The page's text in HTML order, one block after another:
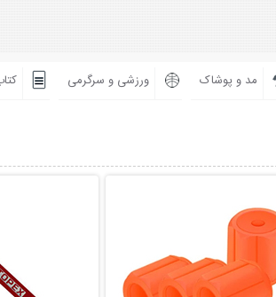
مد و پوشاک ورزشی و سرگرمی